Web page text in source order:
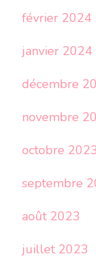
février 2024
janvier 2024
décembre
novembre
octobre 2023
septembre
août 2023
juillet 2023